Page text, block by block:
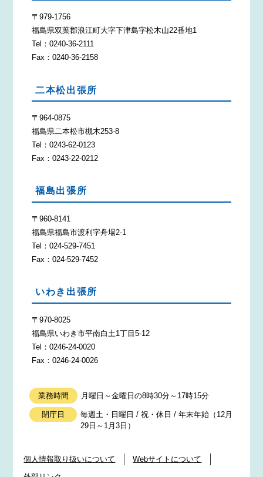
〒979-1756
福島県双葉郡浪江町大字下津島字松木山22番地1
Tel：0240-36-2111
Fax：0240-36-2158
二本松出張所
〒964-0875
福島県二本松市槻木253-8
Tel：0243-62-0123
Fax：0243-22-0212
福島出張所
〒960-8141
福島県福島市渡利字舟場2-1
Tel：024-529-7451
Fax：024-529-7452
いわき出張所
〒970-8025
福島県いわき市平南白土1丁目5-12
Tel：0246-24-0020
Fax：0246-24-0026
業務時間 月曜日～金曜日の8時30分～17時15分
閉庁日
毎週土・日曜日 / 祝・休日 / 年末年始（12月
29日～1月3日）
個人情報取り扱いについて
Webサイトについて